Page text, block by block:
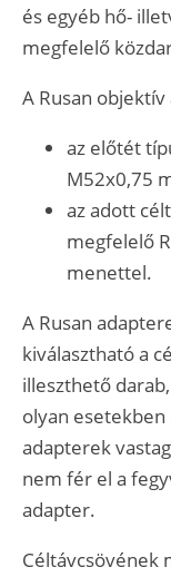
és egyéb hő-
megfelelő
A Rusan
az előtét
M52x0,75
az adott
megfelelő
menettel.
A Rusan
kiválasztható a
illeszthető
olyan
adapterek
nem fér el a
adapter.
Céltávcsövének